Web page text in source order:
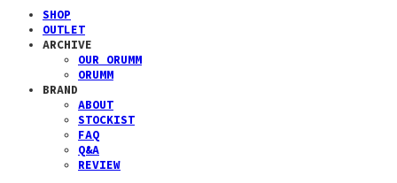
SHOP
OUTLET
ARCHIVE
OUR ORUMM
ORUMM
BRAND
ABOUT
STOCKIST
FAQ
Q&A
REVIEW